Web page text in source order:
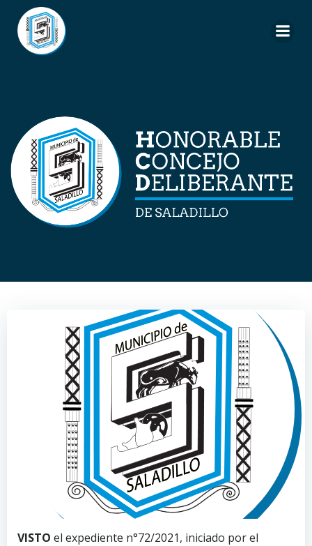
VISTO el expediente n°72/2021, iniciado por el